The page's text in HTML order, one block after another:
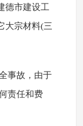
德市建设工
大宗材料(三
事故，由于
责任和费